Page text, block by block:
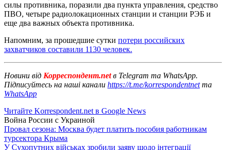
силы противника, поразили два пункта управления, средство
ПВО, четыре радиолокационных станции и станции РЭБ и
еще два важных объекта противника.
Напомним, за прошедшие сутки потери российских
захватчиков составили 1130 человек.
Новини від Корреспондент.netв Telegram та WhatsApp.
Підписуйтесь на наші канали https://t.me/korrespondentnetта
WhatsApp
Читайте Korrespondent.net в Google News
Война России с Украиной
Провал сезона: Москва будет платить пособия работникам
турсектора Крыма
У Сухопутних військах зробили заяву щодо інтеграції